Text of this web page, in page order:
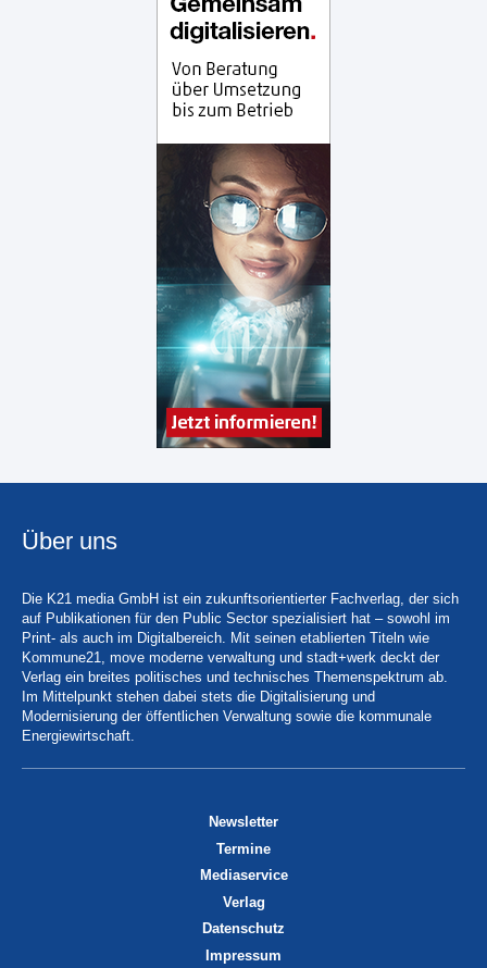
Über uns
Die K21 media GmbH ist ein zukunftsorientierter Fachverlag, der sich
auf Publikationen für den Public Sector spezialisiert hat – sowohl im
Print- als auch im Digitalbereich. Mit seinen etablierten Titeln wie
Kommune21, move moderne verwaltung und stadt+werk deckt der
Verlag ein breites politisches und technisches Themenspektrum ab.
Im Mittelpunkt stehen dabei stets die Digitalisierung und
Modernisierung der öffentlichen Verwaltung sowie die kommunale
Energiewirtschaft.
Newsletter
Termine
Mediaservice
Verlag
Datenschutz
Impressum